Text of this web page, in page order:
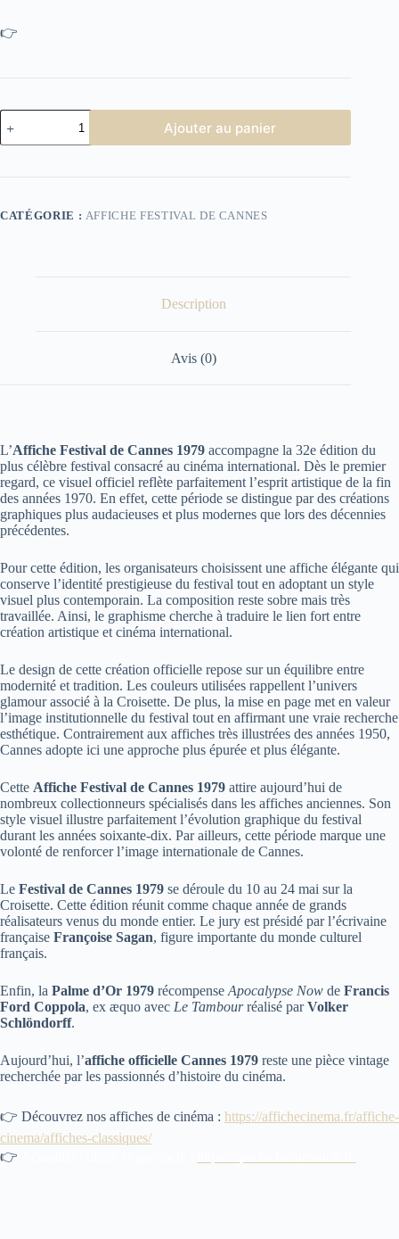
👉
quantité
de
Affiche
de
Ajouter au panier
CATÉGORIE : AFFICHE FESTIVAL DE CANNES
Description
Avis (0)
L’Affiche Festival de Cannes 1979 accompagne la 32e édition du
plus célèbre festival consacré au cinéma international. Dès le premier
regard, ce visuel officiel reflète parfaitement l’esprit artistique de la fin
des années 1970. En effet, cette période se distingue par des créations
graphiques plus audacieuses et plus modernes que lors des décennies
précédentes.
Pour cette édition, les organisateurs choisissent une affiche élégante qui
conserve l’identité prestigieuse du festival tout en adoptant un style
visuel plus contemporain. La composition reste sobre mais très
travaillée. Ainsi, le graphisme cherche à traduire le lien fort entre
création artistique et cinéma international.
Le design de cette création officielle repose sur un équilibre entre
modernité et tradition. Les couleurs utilisées rappellent l’univers
glamour associé à la Croisette. De plus, la mise en page met en valeur
l’image institutionnelle du festival tout en affirmant une vraie recherche
esthétique. Contrairement aux affiches très illustrées des années 1950,
Cannes adopte ici une approche plus épurée et plus élégante.
Cette Affiche Festival de Cannes 1979 attire aujourd’hui de
nombreux collectionneurs spécialisés dans les affiches anciennes. Son
style visuel illustre parfaitement l’évolution graphique du festival
durant les années soixante-dix. Par ailleurs, cette période marque une
volonté de renforcer l’image internationale de Cannes.
Le Festival de Cannes 1979 se déroule du 10 au 24 mai sur la
Croisette. Cette édition réunit comme chaque année de grands
réalisateurs venus du monde entier. Le jury est présidé par l’écrivaine
française Françoise Sagan, figure importante du monde culturel
français.
Enfin, la Palme d’Or 1979 récompenseApocalypse Now de Francis
Ford Coppola, ex æquo avec Le Tambourréalisé parVolker
Schlöndorff.
Aujourd’hui, l’affiche officielle Cannes 1979 reste une pièce vintage
recherchée par les passionnés d’histoire du cinéma.
👉 Découvrez nos affiches de cinéma : https://affichecinema.fr/affiche-
cinema/affiches-classiques/
👉